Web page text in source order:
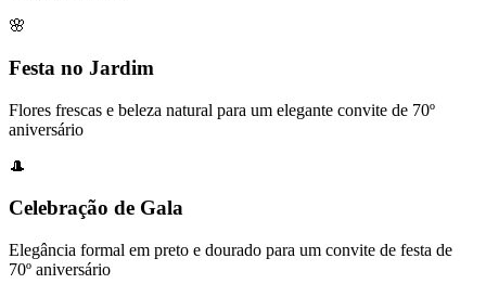
🌸
Festa no Jardim
Flores frescas e beleza natural para um elegante convite de 70º
aniversário
🎩
Celebração de Gala
Elegância formal em preto e dourado para um convite de festa de
70º aniversário